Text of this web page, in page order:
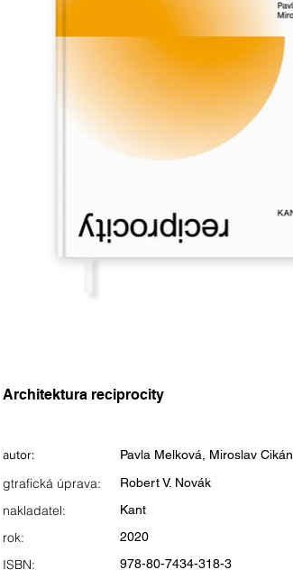
Architektura reciprocity
autor: Pavla Melková, Miroslav Cikán
gtrafická úprava: Robert V. Novák
nakladatel:
rok:
ISBN:
Kant
2020
978-80-7434-318-3